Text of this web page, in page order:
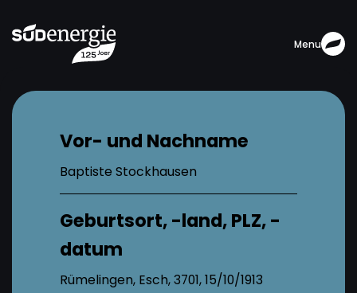
Menu
Vor- und Nachname
Baptiste Stockhausen
Geburtsort, -land, PLZ, -
datum
Rümelingen, Esch, 3701, 15/10/1913